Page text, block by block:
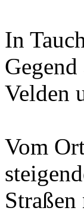
In
Velden
Vom